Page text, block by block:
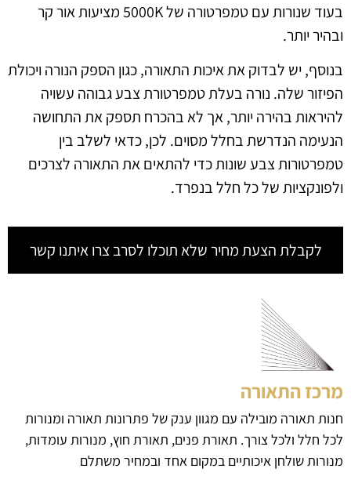
בעוד שנורות עם טמפרטורה של 5000K מציעות אור קר
ובהיר יותר.
בנוסף, יש לבדוק את איכות התאורה, כגון הספק הנורה ויכולת
הפיזור שלה. נורה בעלת טמפרטורת צבע גבוהה עשויה
להיראות בהירה יותר, אך לא בהכרח תספק את התחושה
הנעימה הנדרשת בחלל מסוים. לכן, כדאי לשלב בין
טמפרטורות צבע שונות כדי להתאים את התאורה לצרכים
ולפונקציות של כל חלל בנפרד.
לקבלת הצעת מחיר שלא תוכלו לסרב צרו איתנו קשר
מרכז התאורה
חנות תאורה מובילה עם מגוון ענק של פתרונות תאורה ומנורות
לכל חלל ולכל צורך. תאורת פנים, תאורת חוץ, מנורות עומדות,
מנורות שולחן איכותיים במקום אחד ובמחיר משתלם